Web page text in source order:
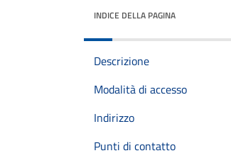
INDICE DELLA PAGINA
Descrizione
Modalità di accesso
Indirizzo
Punti di contatto